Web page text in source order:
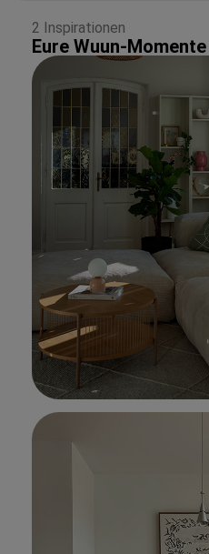
2 Inspirationen
Eure Wuun-Momente